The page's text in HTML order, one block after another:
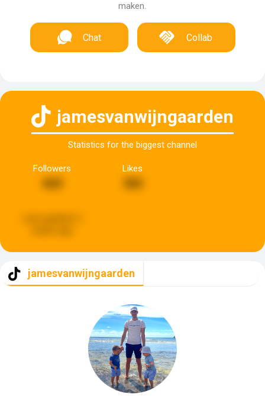
maken.
Chat Collab
jamesvanwijngaarden
Statistics for the biggest channel
Followers
660
Likes
jamesvanwijngaarden